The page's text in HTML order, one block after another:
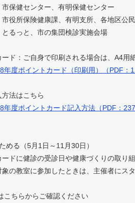
健センター、有明保健センター
康課、有明支所、各地区公民
の集団検診実施会場
ご自身で印刷される場合は、A4用紙
年度ポイントカード（印刷用）（PDF：
はこちら
年度ポイントカード記入方法（PDF：
める（5月1日～11月30日）
健診の受診日や健康づくりの取り組
室に参加したときは、主催者にス
ちらからご確認ください